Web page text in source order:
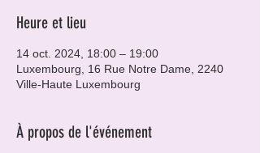
Heure et lieu
14 oct. 2024, 18:00 – 19:00
Luxembourg, 16 Rue Notre Dame, 2240
Ville-Haute Luxembourg
À propos de l'événement